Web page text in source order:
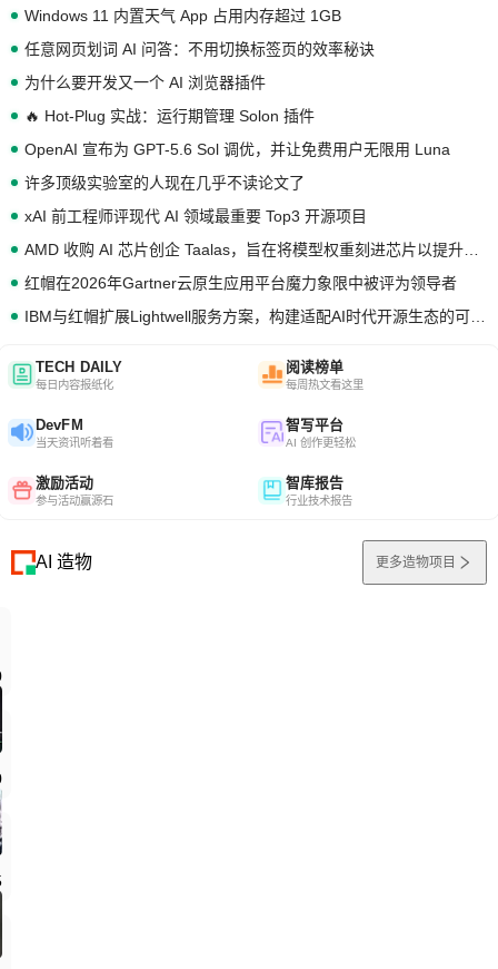
Windows 11 内置天气 App 占用内存超过 1GB
任意网页划词 AI 问答：不用切换标签页的效率秘诀
为什么要开发又一个 AI 浏览器插件
🔥 Hot-Plug 实战：运行期管理 Solon 插件
OpenAI 宣布为 GPT-5.6 Sol 调优，并让免费用户无限用 Luna
许多顶级实验室的人现在几乎不读论文了
xAI 前工程师评现代 AI 领域最重要 Top3 开源项目
红帽在2026年Gartner云原生应用平台魔力象限中被评为领导者
TECH DAILY
每日内容报纸化
阅读榜单
每周热文看这里
DevFM
当天资讯听着看
智写平台
AI 创作更轻松
激励活动
参与活动赢源石
智库报告
行业技术报告
AI 造物 更多造物项目